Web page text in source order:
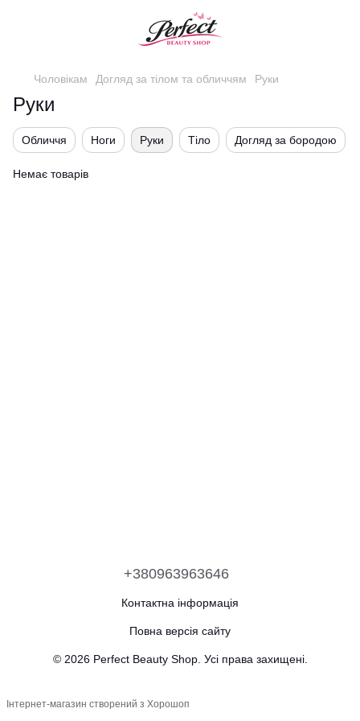
Чоловікам Догляд за тілом та обличчям Руки
Руки
Обличчя Ноги Руки Тіло Догляд за бородою
Немає товарів
+380963963646
Контактна інформація
Повна версія сайту
© 2026 Perfect Beauty Shop. Усі права захищені.
Інтернет-магазин створений з Хорошоп